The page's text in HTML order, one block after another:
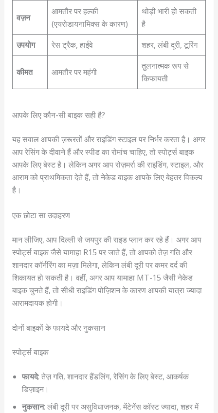
वज़न
आमतौर पर हल्की
(एयरोडायनामिक्स के कारण)
थोड़ी भारी हो सकती
है
उपयोग
रेस ट्रैक, हाईवे शहर, लंबी दूरी, टूरिंग
कीमत आमतौर पर महंगी
तुलनात्मक रूप से
किफायती
आपके लिए कौन-सी बाइक सही है?
यह सवाल आपकी ज़रूरतों और राइडिंग स्टाइल पर निर्भर करता है। अगर
आप रेसिंग के दीवाने हैं और स्पीड का रोमांच चाहिए, तो स्पोर्ट्स बाइक
आपके लिए बेस्ट है। लेकिन अगर आप रोज़मर्रा की राइडिंग, स्टाइल, और
आराम को प्राथमिकता देते हैं, तो नेकेड बाइक आपके लिए बेहतर विकल्प
है।
एक छोटा सा उदाहरण
मान लीजिए, आप दिल्ली से जयपुर की राइड प्लान कर रहे हैं। अगर आप
स्पोर्ट्स बाइक जैसे यामाहा R15 पर जाते हैं, तो आपको तेज़ गति और
शानदार कॉर्नरिंग का मज़ा मिलेगा, लेकिन लंबी दूरी पर कमर दर्द की
शिकायत हो सकती है। वहीं, अगर आप यामाहा MT-15 जैसी नेकेड
बाइक चुनते हैं, तो सीधी राइडिंग पोज़िशन के कारण आपकी यात्रा ज्यादा
आरामदायक होगी।
दोनों बाइकों के फायदे और नुकसान
स्पोर्ट्स बाइक
फायदे: तेज़ गति, शानदार हैंडलिंग, रेसिंग के लिए बेस्ट, आकर्षक
डिज़ाइन।
नुकसान: लंबी दूरी पर असुविधाजनक, मेंटेनेंस कॉस्ट ज्यादा, शहर में